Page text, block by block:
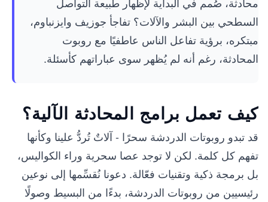
السطحي بين البشر والآلات؟ تفاجأ جوزيف وايزنباوم،
مبتكره، برؤية تفاعل الناس عاطفيًا مع روبوت
المحادثة، رغم أنه لم يُظهر سوى عباراتهم كأسئلة.
كيف تعمل برامج المحادثة الآلية؟
قد تبدو روبوتات الدردشة سحرًا - آلاتٌ تُردُّ علينا وكأنها
تفهم كل كلمة. لكن لا توجد عصا سحرية وراء الكواليس،
بل برمجة ذكية وتقنيات فعّالة. دعونا نُقسِّمها إلى نوعين
رئيسيين من روبوتات الدردشة، بدءًا من البسيط وصولًا